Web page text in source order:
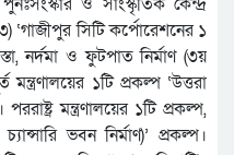
সিটি কর্পোরেশনের ১
নর্দমা ও ফুটপাত নির্মাণ (৩য়
১টি প্রকল্প ‘উত্তরা
মন্ত্রণালয়ের ১টি প্রকল্প,
ভবন নির্মাণ)’ প্রকল্প।